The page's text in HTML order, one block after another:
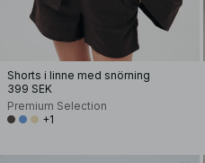
Shorts i linne med snörning
399 SEK
Premium Selection
+1